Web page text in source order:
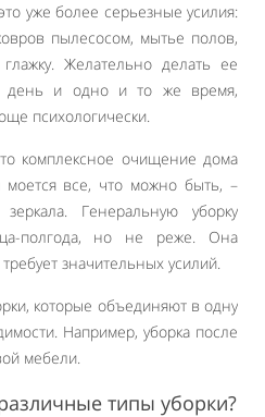
уже более серьезные усилия:
пылесосом, мытье полов,
Желательно делать ее
день и одно и то же время,
психологически.
комплексное очищение дома
все, что можно быть, –
Генеральную уборку
полгода, но не реже. Она
значительных усилий.
которые объединяют в одну
Например, уборка после
мебели.
типы уборки?